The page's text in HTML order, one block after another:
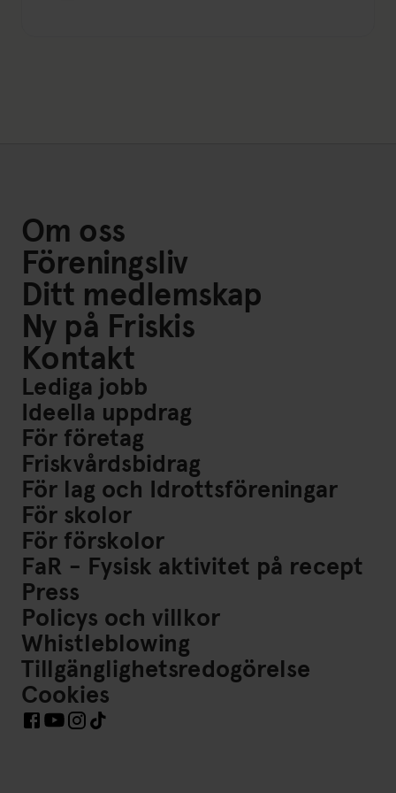
Om oss
Föreningsliv
Ditt medlemskap
Ny på Friskis
Kontakt
Lediga jobb
Ideella uppdrag
För företag
Friskvårdsbidrag
För lag och Idrottsföreningar
För skolor
För förskolor
FaR - Fysisk aktivitet på recept
Press
Policys och villkor
Whistleblowing
Tillgänglighetsredogörelse
Cookies